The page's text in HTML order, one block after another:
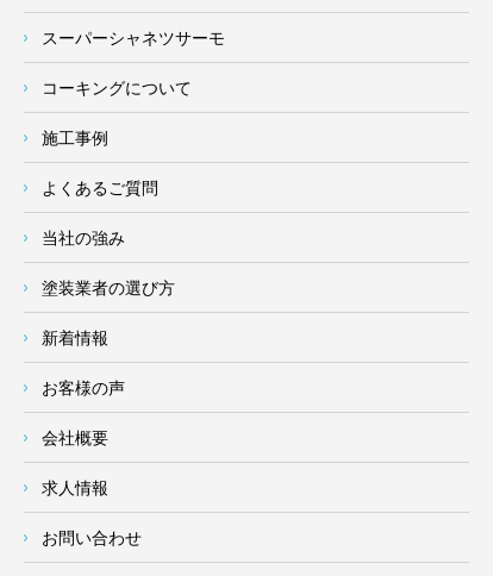
スーパーシャネツサーモ
コーキングについて
施工事例
よくあるご質問
当社の強み
塗装業者の選び方
新着情報
お客様の声
会社概要
求人情報
お問い合わせ